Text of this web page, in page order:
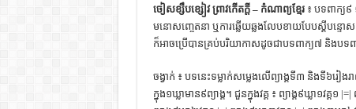
ទំនាក់ទំនងកម្ពុជានិងចិន – សៀវភៅ
ព្រះបាទធម្មិក – សៀវភៅចំណេះដឹងទូ
ការស្វែងយល់អំពី ល្ខោនខោល – សៀ
ចៀសខ្សឹបខ្សៀវ ព្រាវកើតក្តី – កំណាព្យខ្មែរ៖ បទពាក្យ៩
មនោសញ្ចេតនា ឬការឆ្លើយឆ្លងលែបខាយបែបស្ដីបន្ទ
ក៏អាចប្រើបានគ្រប់បរិយាកាសដូចជាបទពាក្យ៧ និងបទព
ចង្វាក់ ៖ បទនេះទម្លាក់សម្លេងលើព្យាង្គទី៣ និងទី៦រៀងរ
ក្នុង១ឃ្លាមាន៩ព្យាង្គ។ ជួនក្នុងវគ្គ ៖ ព្យាង្គ៩ឃ្លា១វគ្គ១ |=|